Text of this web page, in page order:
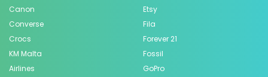
Canon
Converse
Crocs
KM Malta
Airlines
Etsy
Fila
Forever 21
Fossil
GoPro